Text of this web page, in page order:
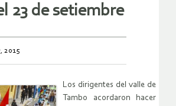
23 de setiembre
2015
Los dirigentes del valle de
Tambo acordaron hacer